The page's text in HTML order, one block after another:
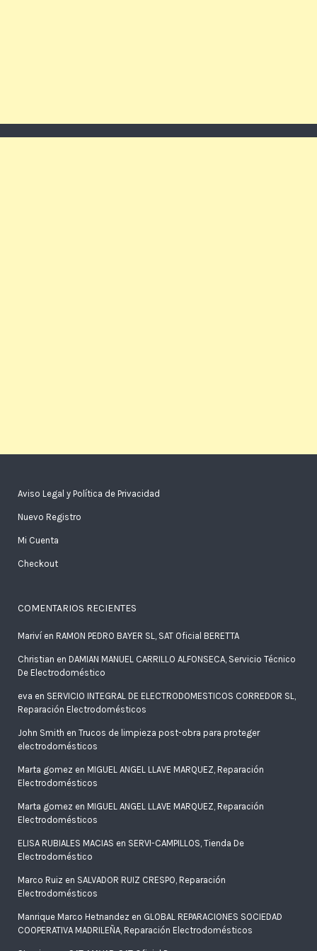
Aviso Legal y Política de Privacidad
Nuevo Registro
Mi Cuenta
Checkout
COMENTARIOS RECIENTES
Mariví en RAMON PEDRO BAYER SL, SAT Oficial BERETTA
Christian en DAMIAN MANUEL CARRILLO ALFONSECA, Servicio Técnico
De Electrodoméstico
eva en SERVICIO INTEGRAL DE ELECTRODOMESTICOS CORREDOR SL,
Reparación Electrodomésticos
John Smith en Trucos de limpieza post-obra para proteger
electrodomésticos
Marta gomez en MIGUEL ANGEL LLAVE MARQUEZ, Reparación
Electrodomésticos
Marta gomez en MIGUEL ANGEL LLAVE MARQUEZ, Reparación
Electrodomésticos
ELISA RUBIALES MACIAS en SERVI-CAMPILLOS, Tienda De
Electrodoméstico
Marco Ruiz en SALVADOR RUIZ CRESPO, Reparación
Electrodomésticos
Manrique Marco Hetnandez en GLOBAL REPARACIONES SOCIEDAD
COOPERATIVA MADRILEÑA, Reparación Electrodomésticos